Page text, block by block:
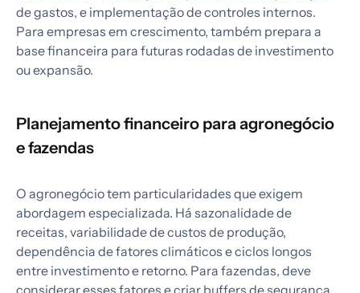
de gastos, e implementação de controles internos.
Para empresas em crescimento, também prepara a
base financeira para futuras rodadas de investimento
ou expansão.
Planejamento financeiro para agronegócio
e fazendas
O agronegócio tem particularidades que exigem
abordagem especializada. Há sazonalidade de
receitas, variabilidade de custos de produção,
dependência de fatores climáticos e ciclos longos
entre investimento e retorno. Para fazendas, deve
considerar esses fatores e criar buffers de segurança